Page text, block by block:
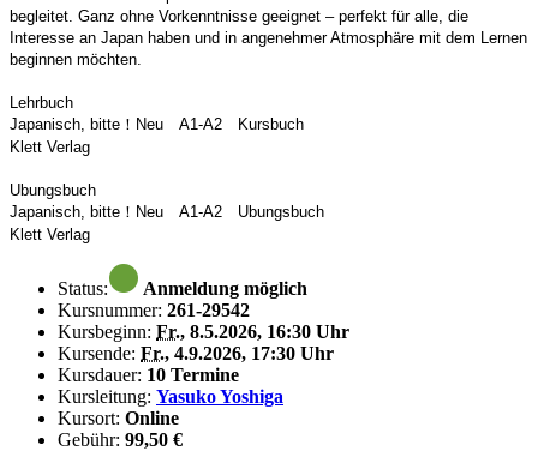
begleitet. Ganz ohne Vorkenntnisse geeignet – perfekt für alle, die
Interesse an Japan haben und in angenehmer Atmosphäre mit dem Lernen
beginnen möchten.
Lehrbuch
Japanisch, bitte！Neu A1‐A2 Kursbuch
Klett Verlag
Ubungsbuch
Japanisch, bitte！Neu A1‐A2 Ubungsbuch
Klett Verlag
Status:
Anmeldung möglich
Kursnummer: 261-29542
Kursbeginn: Fr., 8.5.2026, 16:30 Uhr
Kursende: Fr., 4.9.2026, 17:30 Uhr
Kursdauer: 10 Termine
Kursleitung: Yasuko Yoshiga
Kursort: Online
Gebühr: 99,50 €